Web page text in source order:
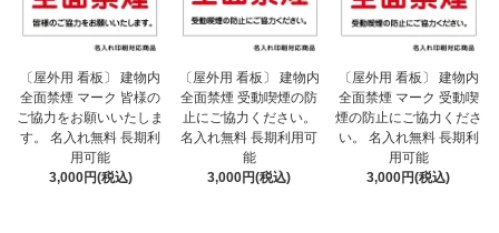
〔屋外用 看板〕 建物内
全面禁煙 マーク 皆様の
ご協力をお願いいたしま
す。 名入れ無料 長期利
用可能
3,000円(税込)
〔屋外用 看板〕 建物内
全面禁煙 受動喫煙の防
止にご協力ください。
名入れ無料 長期利用可
能
3,000円(税込)
〔屋外用 看板〕 建物内
全面禁煙 マーク 受動喫
煙の防止にご協力くださ
い。 名入れ無料 長期利
用可能
3,000円(税込)